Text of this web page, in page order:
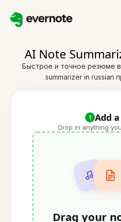
AI Note
Быстрое и точное резюме
summarizer in russian
1 Add
Drop in anything
Drag your